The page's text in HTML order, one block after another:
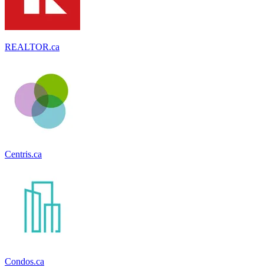
REALTOR.ca
Centris.ca
Condos.ca